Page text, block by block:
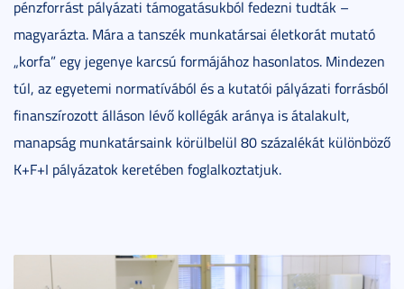
pénzforrást pályázati támogatásukból fedezni tudták –
magyarázta. Mára a tanszék munkatársai életkorát mutató
„korfa” egy jegenye karcsú formájához hasonlatos. Mindezen
túl, az egyetemi normatívából és a kutatói pályázati forrásból
finanszírozott álláson lévő kollégák aránya is átalakult,
manapság munkatársaink körülbelül 80 százalékát különböző
K+F+I pályázatok keretében foglalkoztatjuk.